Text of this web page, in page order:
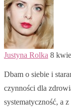
Justyna Rolka 8
Dbam o siebie i
czynności dla
systematyczność, a